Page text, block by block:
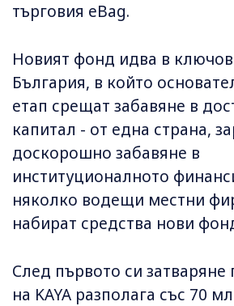
търговия eBag.
Новият фонд идва в
България, в който
етап срещат забавяне в
капитал - от една страна,
доскорошно забавяне в
институционалното
няколко водещи местни
набират средства нови
След първото си затваряне
на KAYA разполага със 70